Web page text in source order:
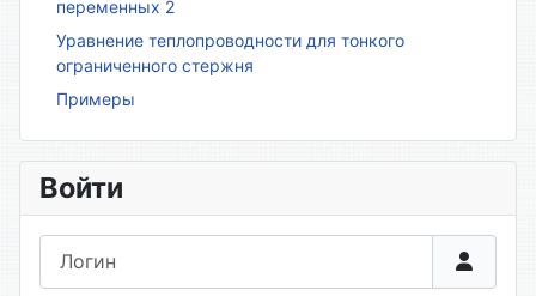
переменных 2
Уравнение теплопроводности для тонкого
ограниченного стержня
Примеры
Войти